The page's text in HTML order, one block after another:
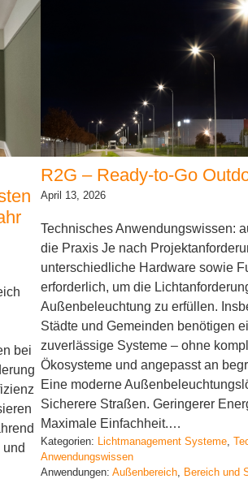
bei
R2G – Ready-to-Go
April 13, 2026
Technisches Anwendungswissen:
die Praxis Je nach
unterschiedliche Hardware sowie
erforderlich, um die
Außenbeleuchtung zu erfüllen.
Städte und Gemeinden benötigen
zuverlässige Systeme – ohne
Ökosysteme und angepasst an
Eine moderne
Sicherere Straßen. Geringerer
Maximale Einfachheit.…
Kategorien: Lichtmanagement Systeme,
Anwendungswissen
Anwendungen: Außenbereich, Bereich und